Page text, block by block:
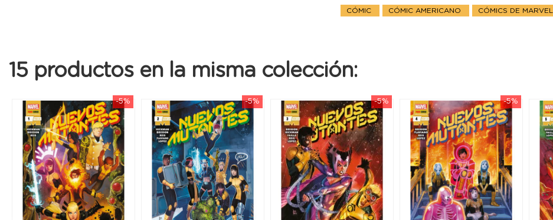
CÓMIC CÓMIC AMERICANO CÓMICS DE MARVEL
15 productos en la misma colección:
-5% -5% -5% -5%